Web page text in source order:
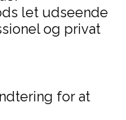
let udseende
og privat
for at